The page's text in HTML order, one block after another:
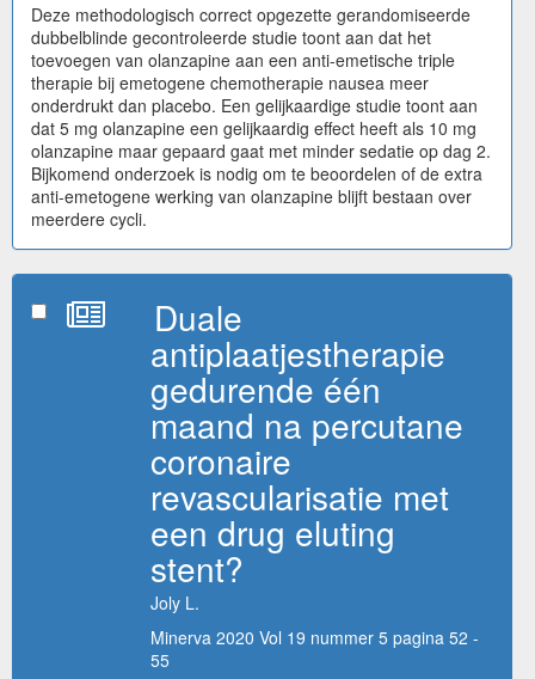
Deze methodologisch correct opgezette gerandomiseerde
dubbelblinde gecontroleerde studie toont aan dat het
toevoegen van olanzapine aan een anti-emetische triple
therapie bij emetogene chemotherapie nausea meer
onderdrukt dan placebo. Een gelijkaardige studie toont aan
dat 5 mg olanzapine een gelijkaardig effect heeft als 10 mg
olanzapine maar gepaard gaat met minder sedatie op dag 2.
Bijkomend onderzoek is nodig om te beoordelen of de extra
anti-emetogene werking van olanzapine blijft bestaan over
meerdere cycli.
Duale
antiplaatjestherapie
gedurende één
maand na percutane
coronaire
revascularisatie met
een drug eluting
stent?
Joly L.
Minerva 2020 Vol 19 nummer 5 pagina 52 -
55